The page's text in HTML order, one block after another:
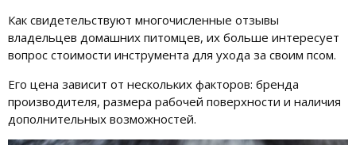
Как свидетельствуют многочисленные отзывы
владельцев домашних питомцев, их больше интересует
вопрос стоимости инструмента для ухода за своим псом.
Его цена зависит от нескольких факторов: бренда
производителя, размера рабочей поверхности и наличия
дополнительных возможностей.